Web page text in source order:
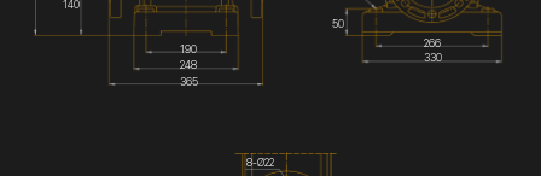
140
190
248
365
266
330
50
8-Ø22